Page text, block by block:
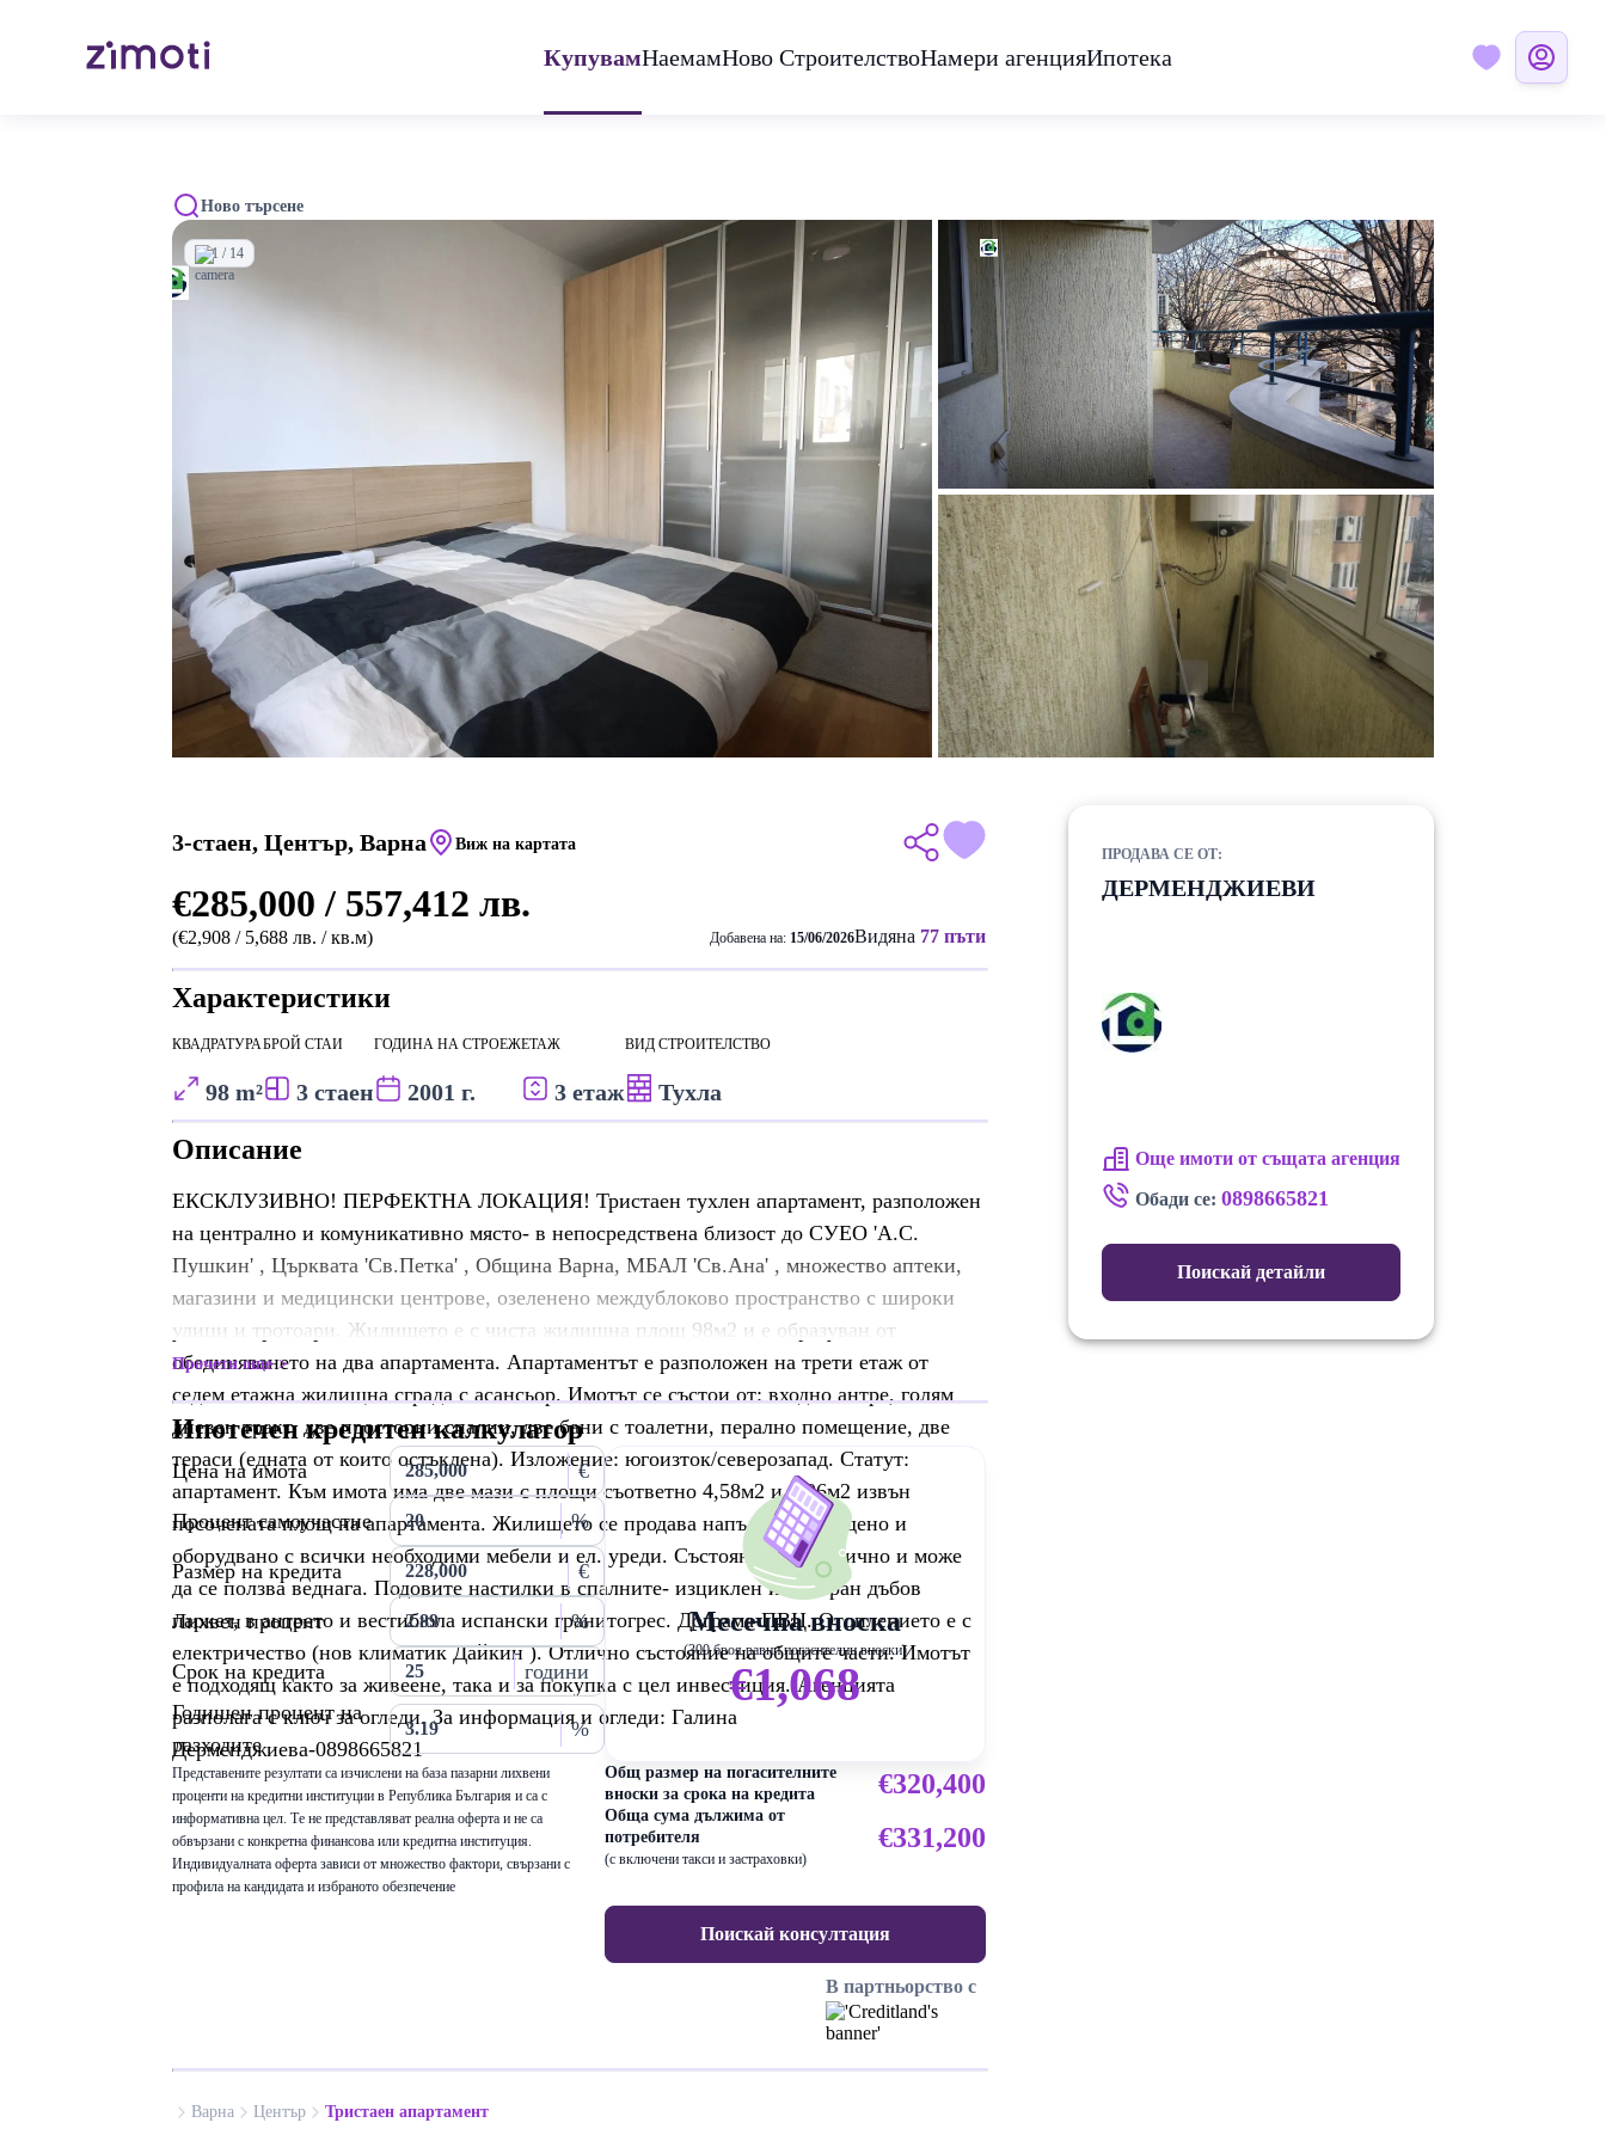
КупувамНаемамНово СтроителствоНамери агенцияИпотека
Ново търсене
1 / 14
3-стаен, Център, Варна Виж на картата
€285,000 / 557,412 лв.
(€2,908 / 5,688 лв. / кв.м) Добавена на: 15/06/2026Видяна 77 пъти
Характеристики
КВАДРАТУРА
98 m²
БРОЙ СТАИ
3 стаен
ГОДИНА НА СТРОЕЖ
2001 г.
ЕТАЖ
3 етаж
ВИД СТРОИТЕЛСТВО
Тухла
Описание
ЕКСКЛУЗИВНО! ПЕРФЕКТНА ЛОКАЦИЯ! Тристаен тухлен апартамент, разположен
на централно и комуникативно място- в непосредствена близост до СУЕО 'А.С.
Пушкин' , Църквата 'Св.Петка' , Община Варна, МБАЛ 'Св.Ана' , множество аптеки,
магазини и медицински центрове, озеленено междублоково пространство с широки
улици и тротоари. Жилището е с чиста жилищна площ 98м2 и е образуван от
обединяването на два апартамента. Апартаментът е разположен на трети етаж от
седем етажна жилищна сграда с асансьор. Имотът се състои от: входно антре, голям
дневен тракт, две просторни спални, две бани с тоалетни, перално помещение, две
тераси (едната от които остъклена). Изложение: югоизток/северозапад. Статут:
апартамент. Към имота има две мази с площи съответно 4,58м2 и 4,06м2 извън
посочената площ на апартамента. Жилището се продава напълно обзаведено и
оборудвано с всички необходими мебели и ел. уреди. Състоянието е отлично и може
да се ползва веднага. Подовите настилки в спалните- изциклен и лакиран дъбов
паркет, в антрето и вестибюла испански гранитогрес. Дограма-ПВЦ. Отоплението е с
електричество (нов климатик Дайкин ). Отлично състояние на общите части. Имотът
е подходящ както за живеене, така и за покупка с цел инвестиция. Агенцията
разполага с ключ за огледи. За информация и огледи: Галина
Дерменджиева-0898665821
Прочети още
Ипотечен кредитен калкулатор
Цена на имота €
Процент самоучастие %
Размер на кредита €
Лихвен процент %
Срок на кредита
години
Годишен процент на
разходите
%
Представените резултати са изчислени на база пазарни лихвени
проценти на кредитни институции в Република България и са с
информативна цел. Те не представляват реална оферта и не са
обвързани с конкретна финансова или кредитна институция.
Индивидуалната оферта зависи от множество фактори, свързани с
профила на кандидата и избраното обезпечение
Месечна вноска
(300 броя равни погасителни вноски)
€1,068
Общ размер на погасителните
вноски за срока на кредита
€320,400
Обща сума дължима от
потребителя
(с включени такси и застраховки)
€331,200
Поискай консултация
В партньорство с
ПРОДАВА СЕ ОТ:
ДЕРМЕНДЖИЕВИ
Още имоти от същата агенция
Обади се: 0898665821
Поискай детайли
Варна Център Тристаен апартамент